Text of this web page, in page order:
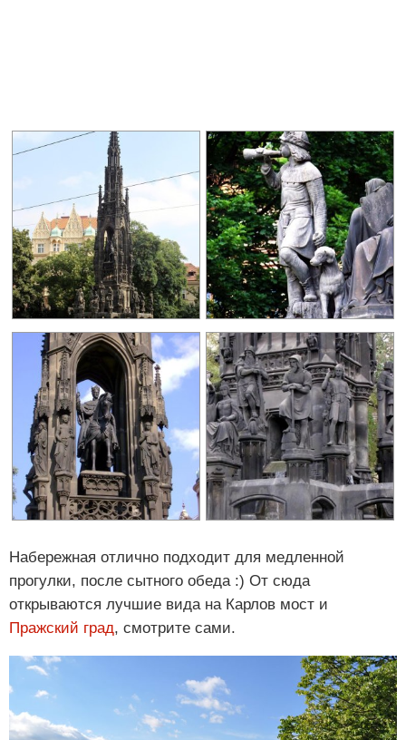
Набережная отлично подходит для медленной
прогулки, после сытного обеда :) От сюда
открываются лучшие вида на Карлов мост и
Пражский град, смотрите сами.